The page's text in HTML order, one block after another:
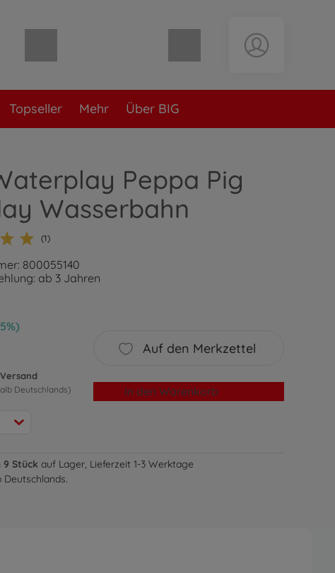
Warenkorb leer
Topseller Mehr Über BIG
Peppa Pig
Wasserbahn
(1)
800055140
ab 3 Jahren
Deutschlands)
Auf den Merkzettel
In den Warenkorb
9 Stück auf Lager, Lieferzeit 1-3 Werktage
Deutschlands.